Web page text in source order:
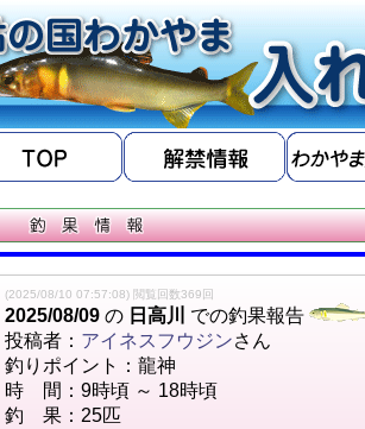
(2025/08/10 07:57:08) 閲覧回数369回
2025/08/09 の 日高川
での釣果報告
投稿者： アイネスフウジンさん
釣りポイント：龍神
時 間：9時頃 ～ 18時頃
釣 果：25匹